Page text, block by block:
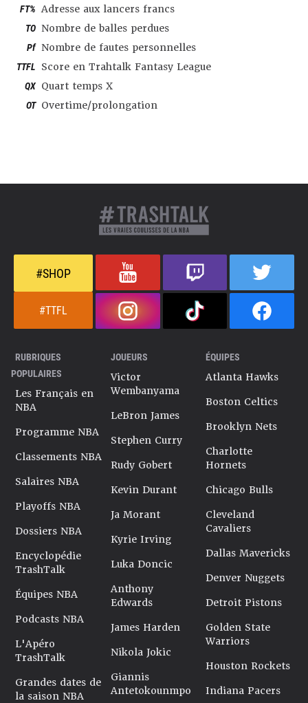
FT% Adresse aux lancers francs
TO Nombre de balles perdues
Pf Nombre de fautes personnelles
TTFL Score en Trahtalk Fantasy League
QX Quart temps X
OT Overtime/prolongation
#SHOP
#TTFL
RUBRIQUES
POPULAIRES
Les Français en
NBA
Programme NBA
Classements NBA
Salaires NBA
Playoffs NBA
Dossiers NBA
Encyclopédie
TrashTalk
Équipes NBA
Podcasts NBA
L'Apéro
TrashTalk
Grandes dates de
la saison NBA
JOUEURS
Victor
Wembanyama
LeBron James
Stephen Curry
Rudy Gobert
Kevin Durant
Ja Morant
Kyrie Irving
Luka Doncic
Anthony
Edwards
James Harden
Nikola Jokic
Giannis
Antetokounmpo
ÉQUIPES
Atlanta Hawks
Boston Celtics
Brooklyn Nets
Charlotte
Hornets
Chicago Bulls
Cleveland
Cavaliers
Dallas Mavericks
Denver Nuggets
Detroit Pistons
Golden State
Warriors
Houston Rockets
Indiana Pacers